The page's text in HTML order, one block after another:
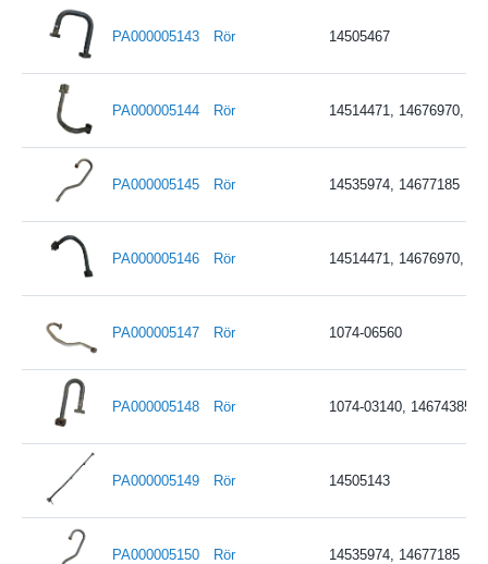
PA000005143 Rör 14505467
PA000005144 Rör 14514471, 14676970,
PA000005145 Rör 14535974, 14677185
PA000005146 Rör 14514471, 14676970,
PA000005147 Rör 1074-06560
PA000005148 Rör 1074-03140, 14674385
PA000005149 Rör 14505143
PA000005150 Rör 14535974, 14677185